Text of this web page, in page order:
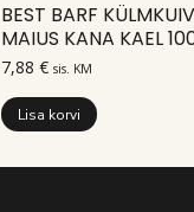
BEST BARF
MAIUS KANA KAEL
7,88 € sis. KM
Lisa korvi